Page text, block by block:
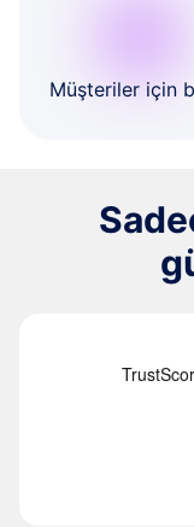
Müşteriler için